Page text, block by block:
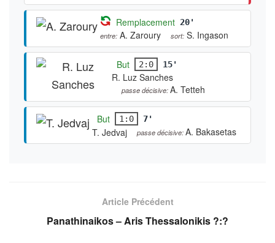
Remplacement 20'
entre: A. Zaroury sort: S. Ingason
But 2:0 15'
R. Luz Sanches
passe décisive:A. Tetteh
But 1:0 7'
T. Jedvaj passe décisive:A. Bakasetas
Article Précédent
Panathinaikos – Aris Thessalonikis ?:?